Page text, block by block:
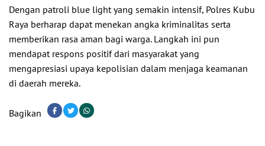
Dengan patroli blue light yang semakin intensif, Polres Kubu
Raya berharap dapat menekan angka kriminalitas serta
memberikan rasa aman bagi warga. Langkah ini pun
mendapat respons positif dari masyarakat yang
mengapresiasi upaya kepolisian dalam menjaga keamanan
di daerah mereka.
Bagikan